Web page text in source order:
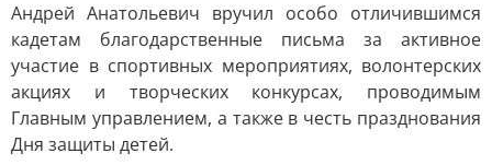
Андрей Анатольевич вручил особо отличившимся
кадетам благодарственные письма за активное
участие в спортивных мероприятиях, волонтерских
акциях и творческих конкурсах, проводимым
Главным управлением, а также в честь празднования
Дня защиты детей.